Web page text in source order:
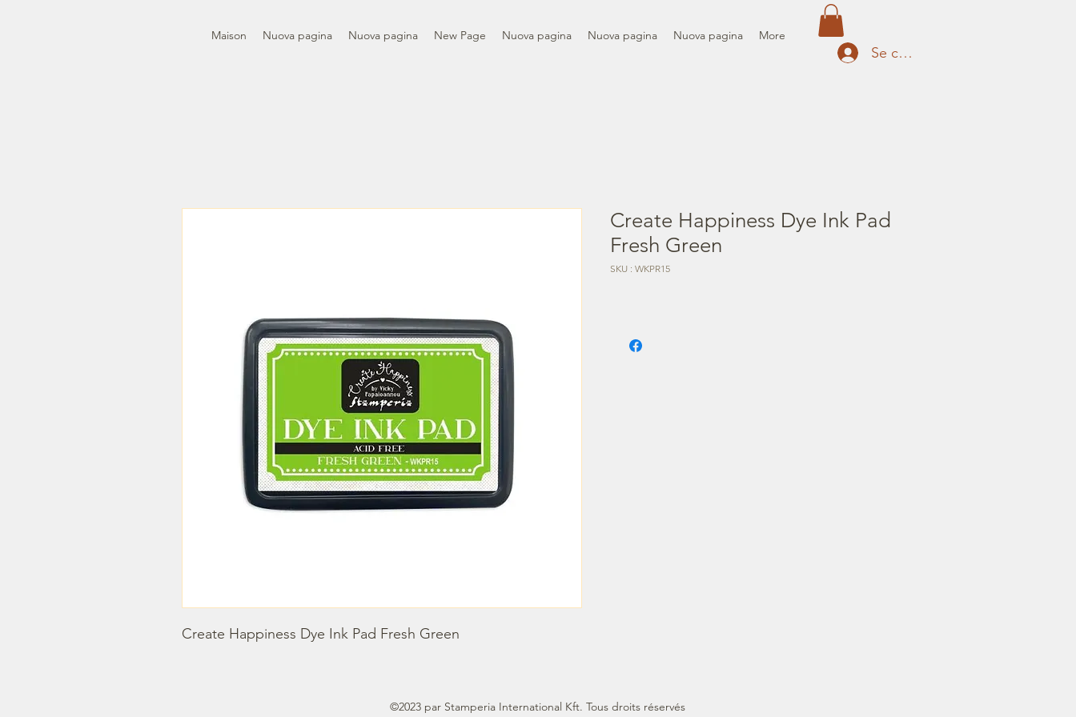
Maison Nuova pagina Nuova pagina New Page Nuova pagina Nuova pagina Nuova pagina More
Se connecter
Create Happiness Dye Ink Pad Fresh Green
Create Happiness Dye Ink Pad
Fresh Green
SKU : WKPR15
©2023 par Stamperia International Kft. Tous droits réservés